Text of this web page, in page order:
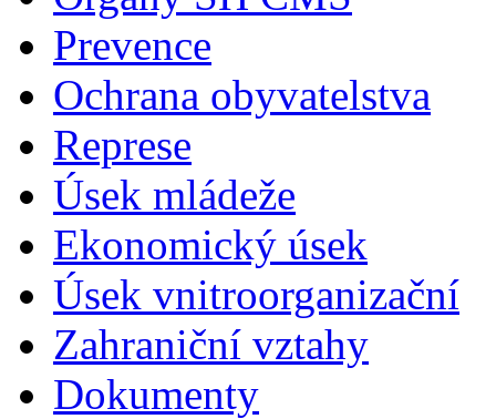
Prevence
Ochrana obyvatelstva
Represe
Úsek mládeže
Ekonomický úsek
Úsek vnitroorganizační
Zahraniční vztahy
Dokumenty